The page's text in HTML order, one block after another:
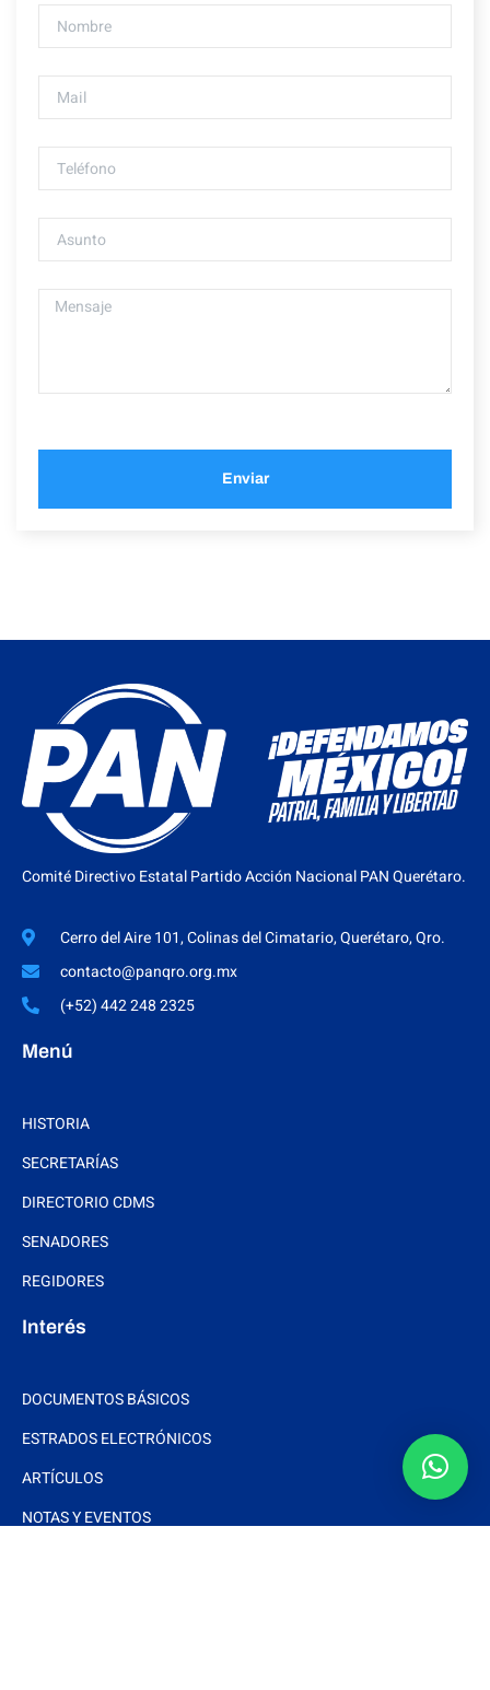
Enviar
Comité Directivo Estatal Partido Acción Nacional PAN Querétaro.
Cerro del Aire 101, Colinas del Cimatario, Querétaro, Qro.
contacto@panqro.org.mx
(+52) 442 248 2325
Menú
HISTORIA
SECRETARÍAS
DIRECTORIO CDMS
SENADORES
REGIDORES
Interés
DOCUMENTOS BÁSICOS
ESTRADOS ELECTRÓNICOS
ARTÍCULOS
NOTAS Y EVENTOS